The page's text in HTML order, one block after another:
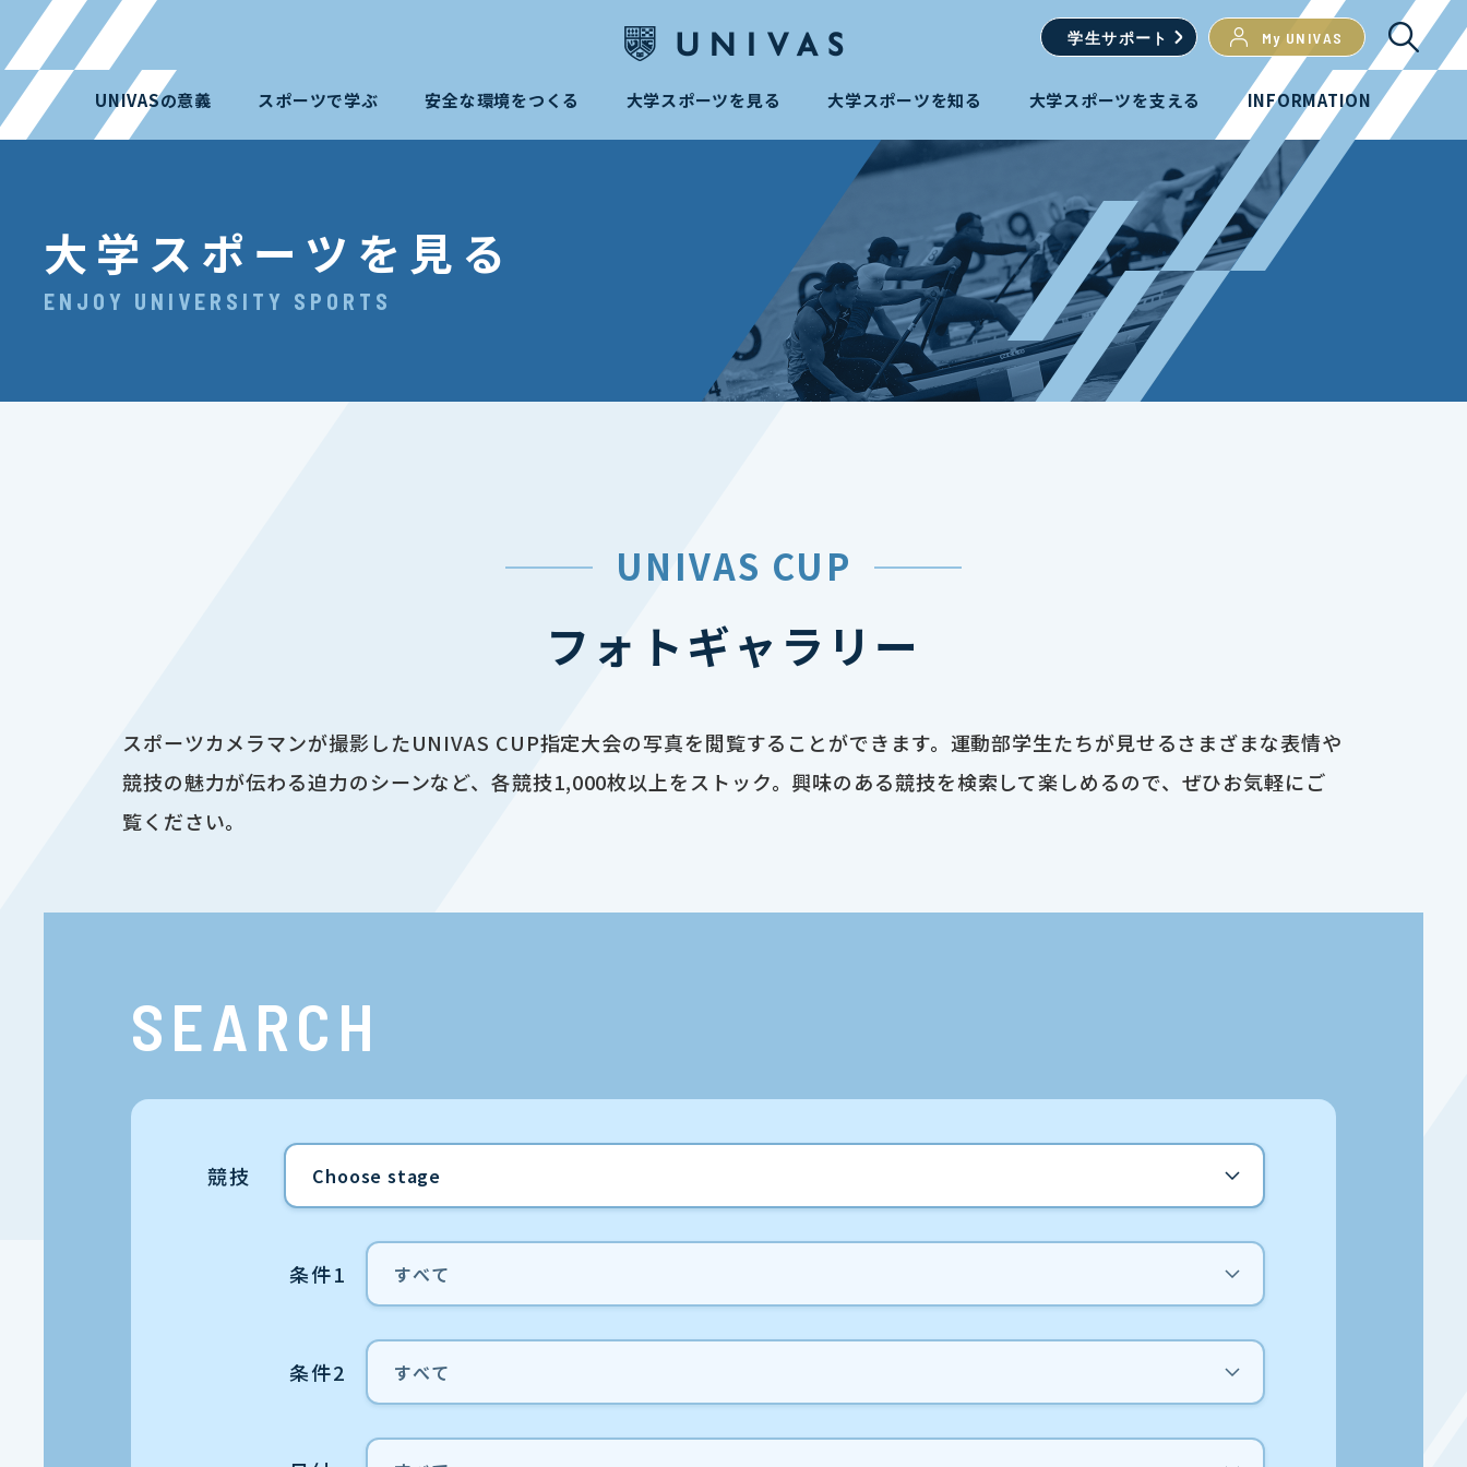
学生サポート My UNIVAS
UNIVASの意義 スポーツで学ぶ 安全な環境をつくる 大学スポーツを見る 大学スポーツを知る 大学スポーツを支える INFORMATION
大学スポーツを見る
ENJOY UNIVERSITY SPORTS
UNIVAS CUP
フォトギャラリー
スポーツカメラマンが撮影したUNIVAS CUP指定大会の写真を閲覧することができます。運動部学生たちが見せるさまざまな表情や
競技の魅力が伝わる迫力のシーンなど、各競技1,000枚以上をストック。興味のある競技を検索して楽しめるので、ぜひお気軽にご
覧ください。
SEARCH
競技
条件1
条件2